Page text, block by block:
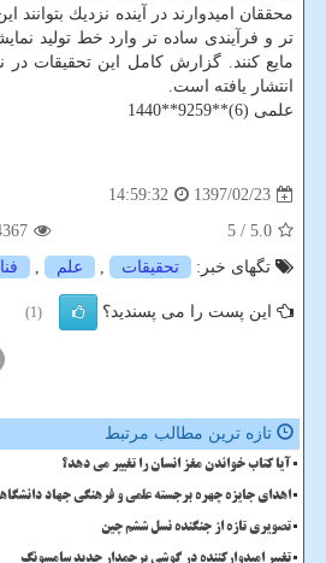
محققان امیدوارند در آینده نزدیك بتوانند
تر و فرآیندی ساده تر وارد خط تولید
انتشار یافته است.
علمی (6)**9259**1440
1397/02/23
14:59:32
5.0
/ 5
تگهای خبر:
تحقیقات , علم ,
این پست را می پسندید؟ (1)
تازه ترین مطالب مرتبط
آیا کتاب خواندن مغز انسان را تغییر می دهد؟
اهدای جایزه چهره برجسته علمی و فرهنگی جهاد
تصویری تازه از جنگنده نسل ششم چین
تغییر امیدوارکننده در گوشی پرچمدار جدید سامسونگ